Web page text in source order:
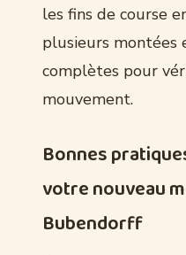
les fins de course
plusieurs montées
complètes pour
mouvement.
Bonnes
votre nouveau
Bubendorff